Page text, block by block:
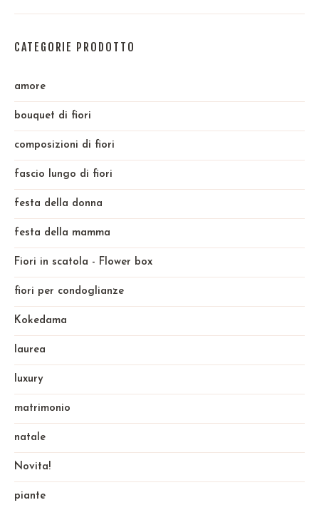
CATEGORIE PRODOTTO
amore
bouquet di fiori
composizioni di fiori
fascio lungo di fiori
festa della donna
festa della mamma
Fiori in scatola - Flower box
fiori per condoglianze
Kokedama
laurea
luxury
matrimonio
natale
Novita!
piante